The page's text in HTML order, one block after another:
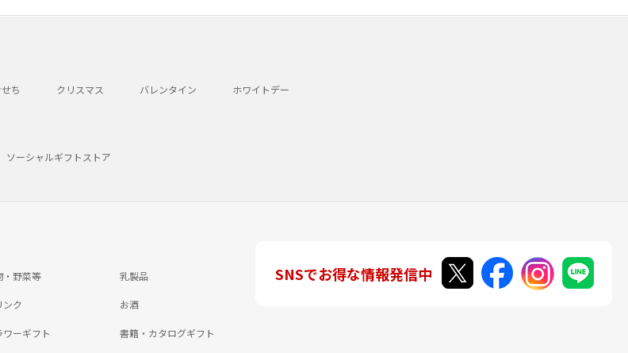
ち クリスマス バレンタイン ホワイトデー
ソーシャルギフトストア
・野菜等 乳製品
ンク お酒
ワーギフト 書籍・カタログギフト
SNSでお得な情報発信中